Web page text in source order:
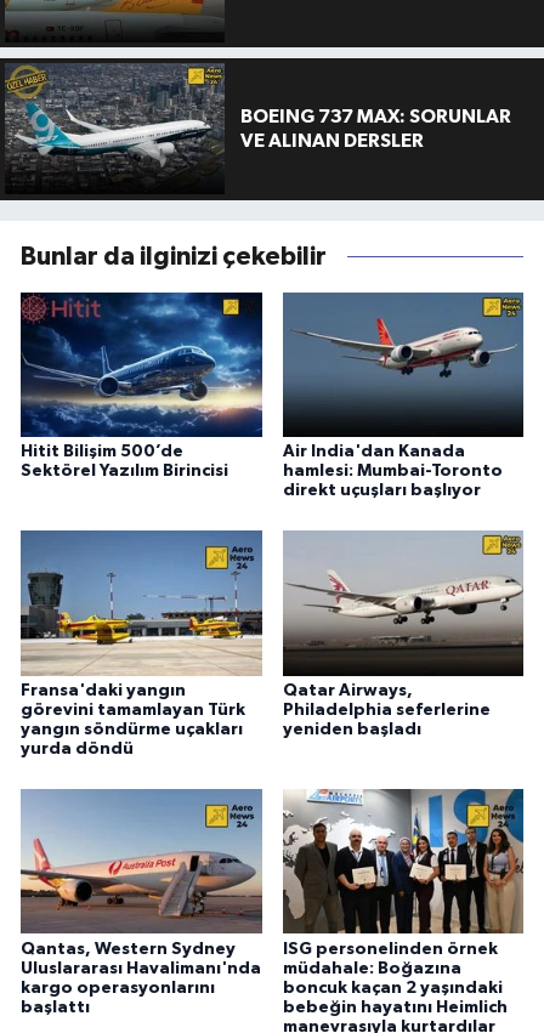
BOEING 737 MAX: SORUNLAR
VE ALINAN DERSLER
Bunlar da ilginizi çekebilir
Hitit Bilişim 500’de
Sektörel Yazılım Birincisi
Air India'dan Kanada
hamlesi: Mumbai-Toronto
direkt uçuşları başlıyor
Fransa'daki yangın
görevini tamamlayan Türk
yangın söndürme uçakları
yurda döndü
Qatar Airways,
Philadelphia seferlerine
yeniden başladı
Qantas, Western Sydney
Uluslararası Havalimanı'nda
kargo operasyonlarını
başlattı
ISG personelinden örnek
müdahale: Boğazına
boncuk kaçan 2 yaşındaki
bebeğin hayatını Heimlich
manevrasıyla kurtardılar